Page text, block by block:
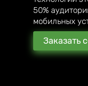
50%
мобильных
Заказать